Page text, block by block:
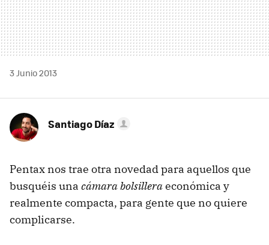
3 Junio 2013
Santiago Díaz
Pentax nos trae otra novedad para aquellos que
busquéis una cámara bolsilleraeconómica y
realmente compacta, para gente que no quiere
complicarse.